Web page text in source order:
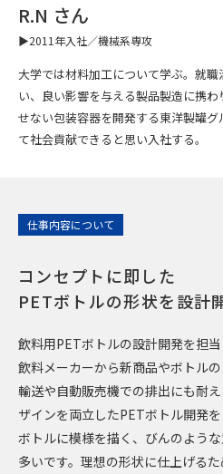
R.N さん
▶2011年入社／機械系専攻
大学では材料加工について学ぶ。就
い、良い影響を与える製品製造に携
せない包装容器を開発する東洋製罐
て社会貢献できると思い入社する。
仕事内容について
コンセプトに即した
PETボトルの形状を設計
飲料用PETボトルの設計開発を担
飲料メーカーから新商品やボトルの
輸送や自動販売機での排出にも耐
ザインを両立したPETボトル開発
ボトルに模様を描く、びんのよう
多いです。理想の形状に仕上げる
未来につながる、
ワクの要素技術を解説
東洋製罐グループの基本まる
グループ各社の特徴と強み
私たちがつくる日常
人と仕事
職種紹介＆社員インタビュ